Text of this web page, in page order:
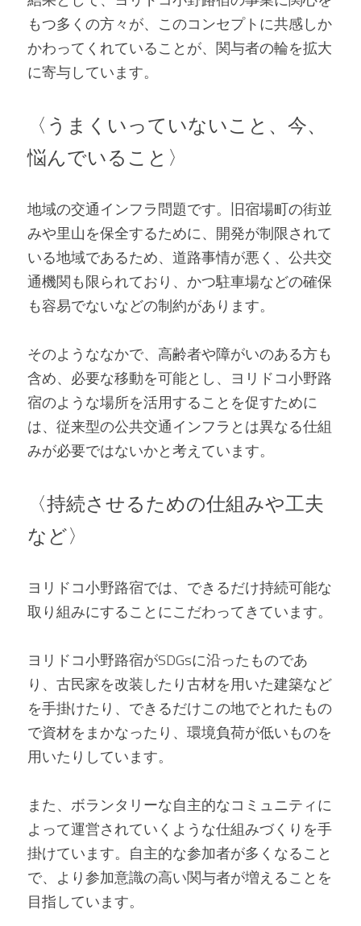
もつ多くの方々が、このコンセプトに共感しか
かわってくれていることが、関与者の輪を拡大
に寄与しています。
〈うまくいっていないこと、今、
悩んでいること〉
地域の交通インフラ問題です。旧宿場町の街並
みや里山を保全するために、開発が制限されて
いる地域であるため、道路事情が悪く、公共交
通機関も限られており、かつ駐車場などの確保
も容易でないなどの制約があります。
そのようななかで、高齢者や障がいのある方も
含め、必要な移動を可能とし、ヨリドコ小野路
宿のような場所を活用することを促すために
は、従来型の公共交通インフラとは異なる仕組
みが必要ではないかと考えています。
〈持続させるための仕組みや工夫
など〉
ヨリドコ小野路宿では、できるだけ持続可能な
取り組みにすることにこだわってきています。
ヨリドコ小野路宿がSDGsに沿ったものであ
り、古民家を改装したり古材を用いた建築など
を手掛けたり、できるだけこの地でとれたもの
で資材をまかなったり、環境負荷が低いものを
用いたりしています。
また、ボランタリーな自主的なコミュニティに
よって運営されていくような仕組みづくりを手
掛けています。自主的な参加者が多くなること
で、より参加意識の高い関与者が増えることを
目指しています。